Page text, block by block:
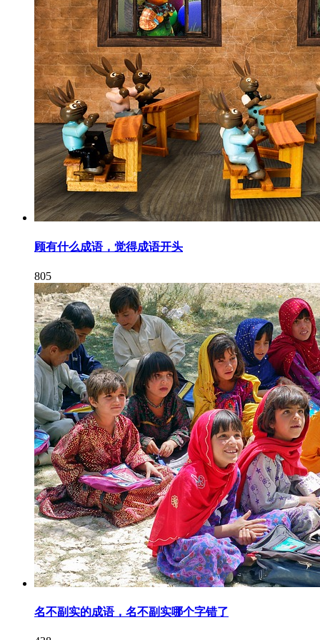
顾有什么成语，觉得成语开头
805
名不副实的成语，名不副实哪个字错了